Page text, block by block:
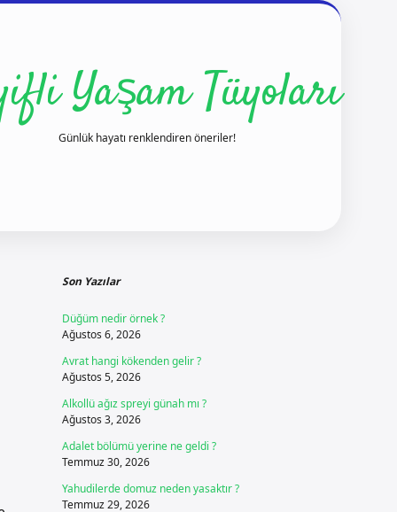
Yaşam Tüyoları
Günlük hayatı renklendiren öneriler!
Son Yazılar
Düğüm nedir örnek ?
Ağustos 6, 2026
Avrat hangi kökenden gelir ?
Ağustos 5, 2026
Alkollü ağız spreyi günah mı ?
Ağustos 3, 2026
Adalet bölümü yerine ne geldi ?
Temmuz 30, 2026
Yahudilerde domuz neden yasaktır ?
Temmuz 29, 2026